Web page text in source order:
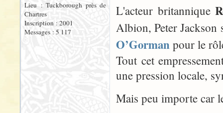
Lieu : Tuckborough près de
Chartres
Inscription : 2001
Messages : 5 117
L'acteur britannique
Albion, Peter Jackson
O’Gorman pour le
Tout cet
une pression locale,
Mais peu importe car